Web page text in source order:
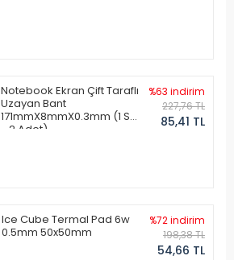
Notebook Ekran Çift Taraflı
Uzayan Bant
171mmX8mmX0.3mm (1 Set
- 2 Adet)
%63 indirim
227,76 TL
85,41 TL
Ice Cube Termal Pad 6w
0.5mm 50x50mm
%72 indirim
198,38 TL
54,66 TL